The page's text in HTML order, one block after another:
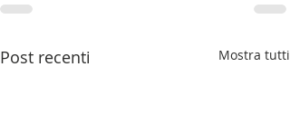
Post recenti Mostra tutti